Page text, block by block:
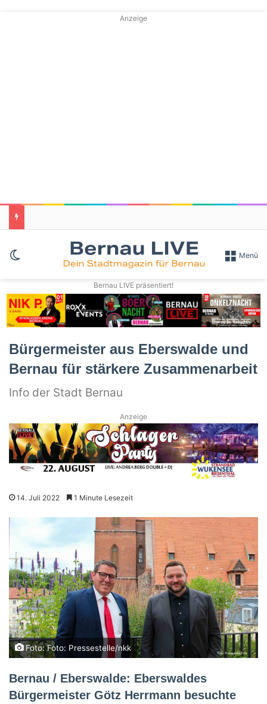
Anzeige
Skin umschalten Menü
Bernau LIVE präsentiert!
Bürgermeister aus Eberswalde und
Bernau für stärkere Zusammenarbeit
Info der Stadt Bernau
Anzeige
14. Juli 2022 1 Minute Lesezeit
Foto: Foto: Pressestelle/nkk
Bernau / Eberswalde: Eberswaldes
Bürgermeister Götz Herrmann besuchte